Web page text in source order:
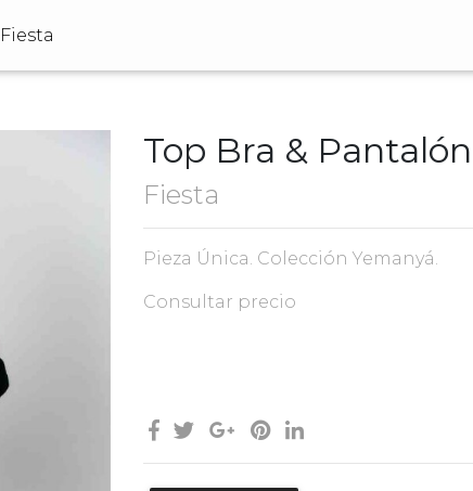
Fiesta
Top Bra &
Fiesta
Pieza Única. Colección Yemanyá.
Consultar precio